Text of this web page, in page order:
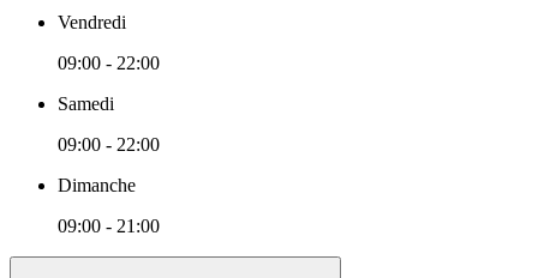
Vendredi
09:00 - 22:00
Samedi
09:00 - 22:00
Dimanche
09:00 - 21:00